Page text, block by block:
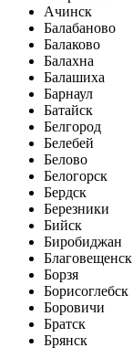
Ачинск
Балабаново
Балаково
Балахна
Балашиха
Барнаул
Батайск
Белгород
Белебей
Белово
Белогорск
Бердск
Березники
Бийск
Биробиджан
Благовещенск
Борзя
Борисоглебск
Боровичи
Братск
Брянск